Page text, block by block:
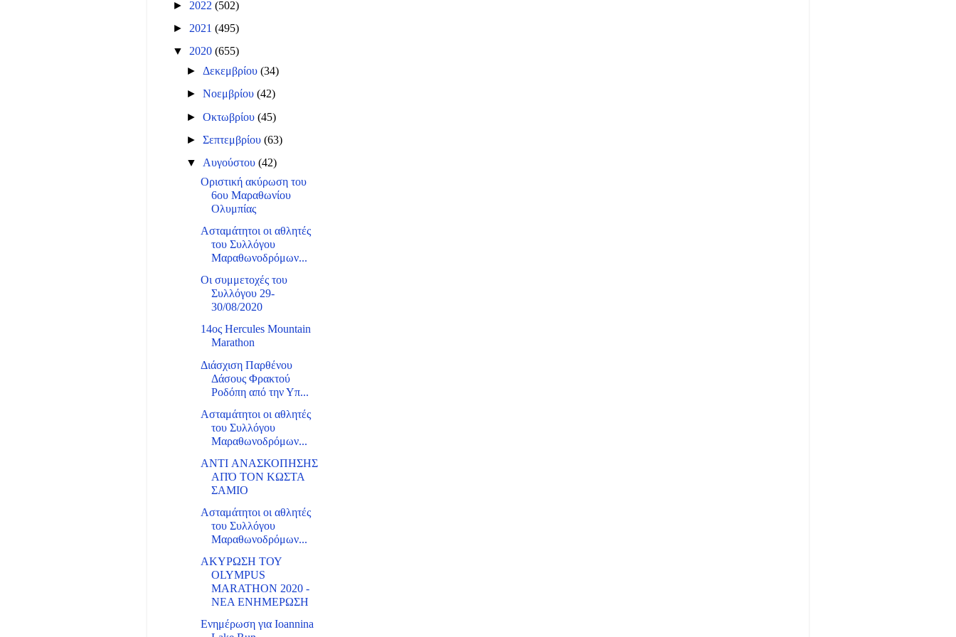
► 2022 (502)
► 2021 (495)
▼ 2020 (655)
► Δεκεμβρίου(34)
►Νοεμβρίου(42)
►Οκτωβρίου(45)
►Σεπτεμβρίου(63)
▼ Αυγούστου(42)
Οριστική ακύρωση του
6ου Μαραθωνίου
Ολυμπίας
Ασταμάτητοι οι αθλητές
του Συλλόγου
Μαραθωνοδρόμων...
Οι συμμετοχές του
Συλλόγου 29-
30/08/2020
14ος Hercules Mountain
Marathon
Διάσχιση Παρθένου
Δάσους Φρακτού
Ροδόπη από την Υπ...
Ασταμάτητοι οι αθλητές
του Συλλόγου
Μαραθωνοδρόμων...
ANTI ΑΝΑΣΚΟΠΗΣΗΣ
ΑΠΌ ΤΟΝ ΚΩΣΤΑ
ΣΑΜΙΟ
Ασταμάτητοι οι αθλητές
του Συλλόγου
Μαραθωνοδρόμων...
ΑΚΥΡΩΣΗ ΤΟΥ
OLYMPUS
MARATHON 2020 -
NEA ENHΜΕΡΩΣΗ
Ενημέρωση για Ioannina